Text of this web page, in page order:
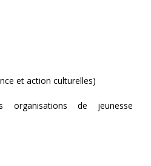
et action culturelles)
organisations de jeunesse